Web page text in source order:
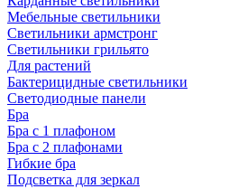
Мебельные светильники
Светильники армстронг
Светильники грильято
Для растений
Бактерицидные светильники
Светодиодные панели
Бра
Бра с 1 плафоном
Бра с 2 плафонами
Гибкие бра
Подсветка для зеркал